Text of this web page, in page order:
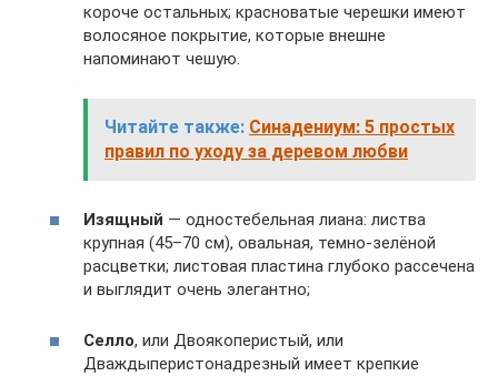
короче остальных; красноватые черешки имеют
волосяное покрытие, которые внешне
напоминают чешую.
Читайте также: Синадениум: 5 простых
правил по уходу за деревом любви
Изящный — одностебельная лиана: листва
крупная (45–70 см), овальная, темно-зелёной
расцветки; листовая пластина глубоко рассечена
и выглядит очень элегантно;
Селло, или Двоякоперистый, или
Дваждыперистонадрезный имеет крепкие